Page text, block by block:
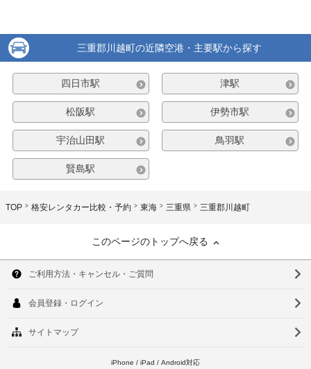
三重郡川越町の近隣空港・主要駅から探す
四日市駅 津駅
松阪駅 伊勢市駅
宇治山田駅 鳥羽駅
賢島駅
TOP 格安レンタカー比較・予約 東海 三重県 三重郡川越町
このページのトップへ戻る